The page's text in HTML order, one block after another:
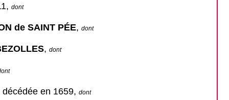
dont
de SAINT PÉE, dont
, dont
décédée en 1659, dont